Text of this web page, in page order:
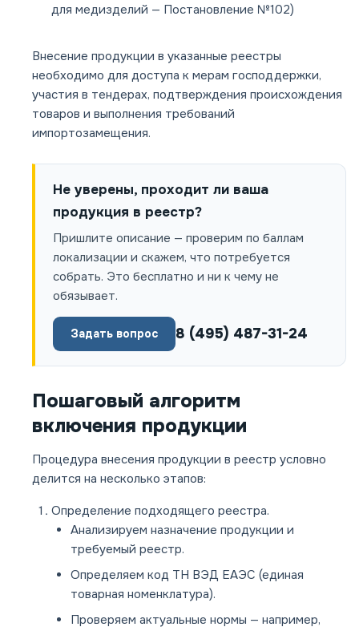
для медизделий — Постановление №102)
Внесение продукции в указанные реестры
необходимо для доступа к мерам господдержки,
участия в тендерах, подтверждения происхождения
товаров и выполнения требований
импортозамещения.
Не уверены, проходит ли ваша
продукция в реестр?
Пришлите описание — проверим по баллам
локализации и скажем, что потребуется
собрать. Это бесплатно и ни к чему не
обязывает.
Задать вопрос 8 (495) 487-31-24
Пошаговый алгоритм
включения продукции
Процедура внесения продукции в реестр условно
делится на несколько этапов:
Определение подходящего реестра.
Анализируем назначение продукции и
требуемый реестр.
Определяем код ТН ВЭД ЕАЭС (единая
товарная номенклатура).
Проверяем актуальные нормы — например,